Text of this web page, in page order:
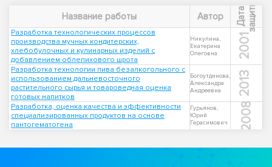
Название работы Автор Д
а
т
а
з
а
щ
и
т ы
Разработка технологических процессов
производства мучных кондитерских,
хлебобулочных и кулинарных изделий с
добавлением облепихового шрота
Никулина,
Екатерина
Олеговна
2001
Разработка технологии пива безалкогольного с
использованием дальневосточного
растительного сырья и товароведная оценка
готовых напитков
Богоутдинова,
Александра
Андреевна
2013
Разработка, оценка качества и эффективности
специализированных продуктов на основе
пантогематогена
Гурьянов,
Юрий
Герасимович
2008